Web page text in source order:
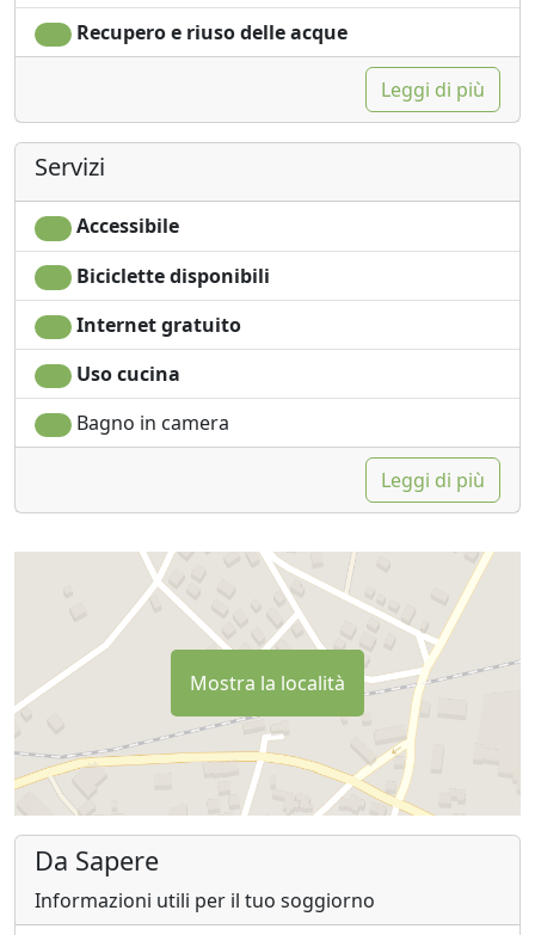
Recupero e riuso delle acque
Leggi di più
Servizi
Accessibile
Biciclette disponibili
Internet gratuito
Uso cucina
Bagno in camera
Leggi di più
Mostra la località
Da Sapere
Informazioni utili per il tuo soggiorno